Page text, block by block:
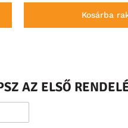
Kosárba
AZ ELSŐ